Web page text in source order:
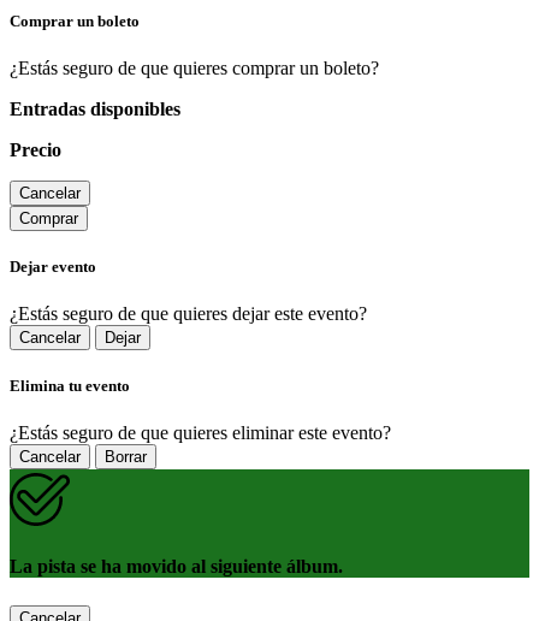
Comprar un boleto
¿Estás seguro de que quieres comprar un boleto?
Entradas disponibles
Precio
Cancelar
Comprar
Dejar evento
¿Estás seguro de que quieres dejar este evento?
Cancelar Dejar
Elimina tu evento
¿Estás seguro de que quieres eliminar este evento?
Cancelar Borrar
La pista se ha movido al siguiente álbum.